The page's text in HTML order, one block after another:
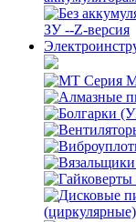
ЗУ --Z-версия
(циркулярные)